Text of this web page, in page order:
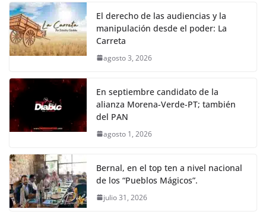
El derecho de las audiencias y la
manipulación desde el poder: La
Carreta
agosto 3, 2026
En septiembre candidato de la
alianza Morena-Verde-PT; también
del PAN
agosto 1, 2026
Bernal, en el top ten a nivel nacional
de los “Pueblos Mágicos”.
julio 31, 2026